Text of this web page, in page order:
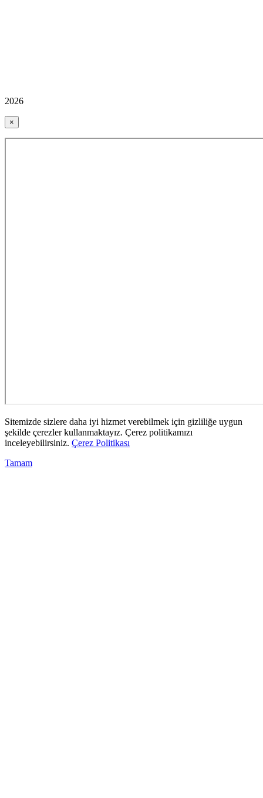
2026
×
Sitemizde sizlere daha iyi hizmet verebilmek için gizliliğe uygun
şekilde çerezler kullanmaktayız. Çerez politikamızı
inceleyebilirsiniz. Çerez Politikası
Tamam